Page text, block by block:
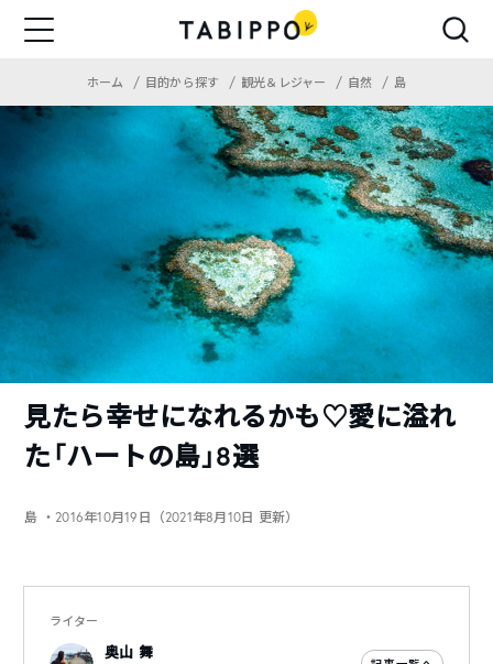
ホーム 目的から探す 観光＆レジャー 自然 島
見たら幸せになれるかも♡愛に溢れ
た「ハートの島」8選
島 ・2016年10月19日（2021年8月10日 更新）
ライター
奥山 舞